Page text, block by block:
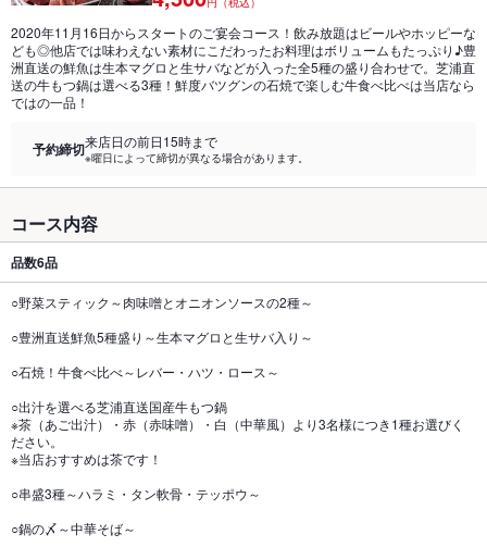
2020年11月16日からスタートのご宴会コース！飲み放題はビールやホッピーな
ども◎他店では味わえない素材にこだわったお料理はボリュームもたっぷり♪豊
洲直送の鮮魚は生本マグロと生サバなどが入った全5種の盛り合わせで。芝浦直
送の牛もつ鍋は選べる3種！鮮度バツグンの石焼で楽しむ牛食べ比べは当店なら
ではの一品！
予約締切来店日の前日15時まで
※曜日によって締切が異なる場合があります。
コース内容
品数6品
○野菜スティック～肉味噌とオニオンソースの2種～
○豊洲直送鮮魚5種盛り～生本マグロと生サバ入り～
○石焼！牛食べ比べ～レバー・ハツ・ロース～
○出汁を選べる芝浦直送国産牛もつ鍋
※茶（あご出汁）・赤（赤味噌）・白（中華風）より3名様につき1種お選びく
ださい。
※当店おすすめは茶です！
○串盛3種～ハラミ・タン軟骨・テッポウ～
○鍋の〆～中華そば～